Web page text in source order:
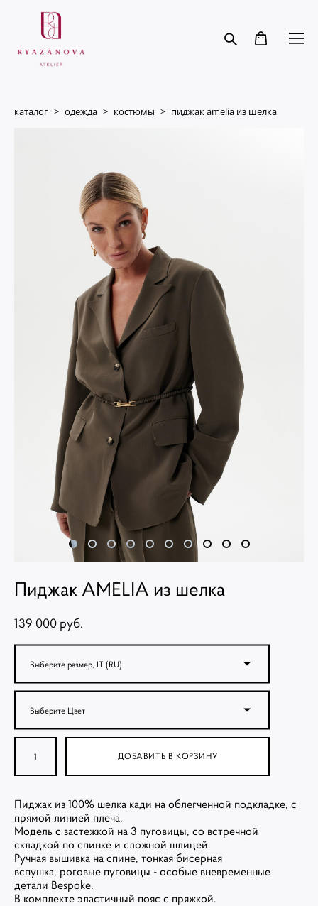
каталог > одежда > костюмы > пиджак amelia из шелка
Пиджак AMELIA из шелка
139 000 pуб.
Выберите размер, IT (RU)
Выберите Цвет
ДОБАВИТЬ В КОРЗИНУ
Пиджак из 100% шелка кади на облегченной подкладке, с
прямой линией плеча.
Модель с застежкой на 3 пуговицы, со встречной
складкой по спинке и сложной шлицей.
Ручная вышивка на спине, тонкая бисерная
вспушка, роговые пуговицы - особые вневременные
детали Bespoke.
В комплекте эластичный пояс с пряжкой.